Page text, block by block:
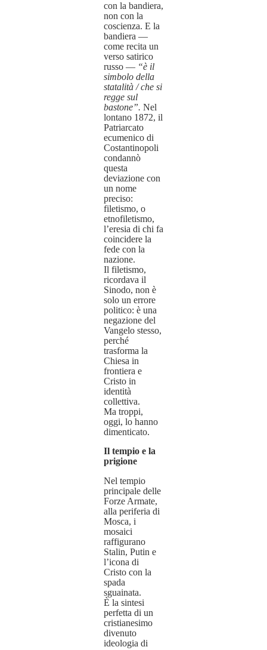
con la bandiera,
non con la
coscienza. E la
bandiera —
come recita un
verso satirico
russo — “è il
simbolo della
statalità / che si
regge sul
bastone”. Nel
lontano 1872, il
Patriarcato
ecumenico di
Costantinopoli
condannò
questa
deviazione con
un nome
preciso:
filetismo, o
etnofiletismo,
l’eresia di chi fa
coincidere la
fede con la
nazione.
Il filetismo,
ricordava il
Sinodo, non è
solo un errore
politico: è una
negazione del
Vangelo stesso,
perché
trasforma la
Chiesa in
frontiera e
Cristo in
identità
collettiva.
Ma troppi,
oggi, lo hanno
dimenticato.
Il tempio e la
prigione
Nel tempio
principale delle
Forze Armate,
alla periferia di
Mosca, i
mosaici
raffigurano
Stalin, Putin e
l’icona di
Cristo con la
spada
sguainata.
È la sintesi
perfetta di un
cristianesimo
divenuto
ideologia di